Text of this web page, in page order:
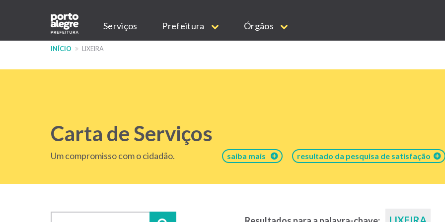
conteúdo
Main
navigation
Serviços Prefeitura Órgãos
INÍCIO LIXEIRA
Carta de Serviços
Um compromisso com o cidadão. saiba mais resultado da pesquisa de satisfação